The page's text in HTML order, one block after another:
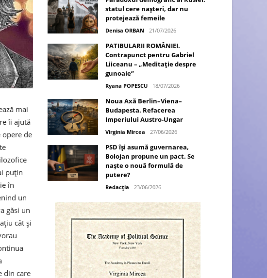
mai
îi ajută
opere de
puțin
în
un
găsi un
cât și
din care
statul cere nașteri, dar nu
protejează femeile
Denisa ORBAN 21/07/2026
PATIBULARII ROMÂNIEI.
Contrapunct pentru Gabriel
Liiceanu – „Meditație despre
gunoaie”
Ryana POPESCU 18/07/2026
Noua Axă Berlin–Viena–
Budapesta. Refacerea
Imperiului Austro-Ungar
Virginia Mircea 27/06/2026
PSD își asumă guvernarea,
Bolojan propune un pact. Se
naște o nouă formulă de
putere?
Redacția 23/06/2026